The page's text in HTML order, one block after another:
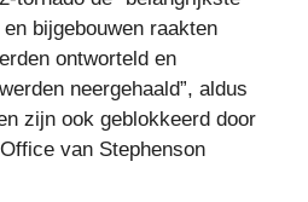
en bijgebouwen raakten
ontworteld en
neergehaald”, aldus
zijn ook geblokkeerd door
van Stephenson